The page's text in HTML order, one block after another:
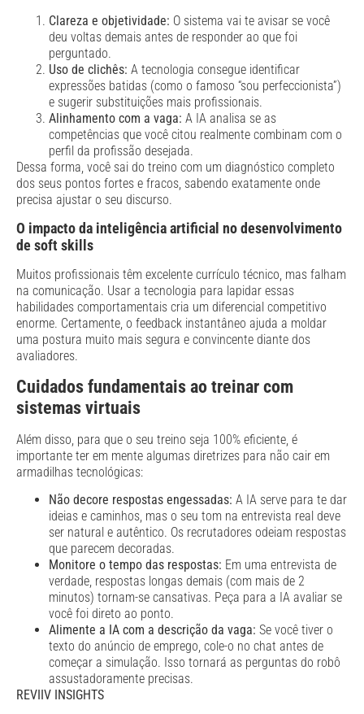
Clareza e objetividade: O sistema vai te avisar se você
deu voltas demais antes de responder ao que foi
perguntado.
Uso de clichês: A tecnologia consegue identificar
expressões batidas (como o famoso “sou perfeccionista”)
e sugerir substituições mais profissionais.
Alinhamento com a vaga: A IA analisa se as
competências que você citou realmente combinam com o
perfil da profissão desejada.
Dessa forma, você sai do treino com um diagnóstico completo
dos seus pontos fortes e fracos, sabendo exatamente onde
precisa ajustar o seu discurso.
O impacto da inteligência artificial no desenvolvimento
de soft skills
Muitos profissionais têm excelente currículo técnico, mas falham
na comunicação. Usar a tecnologia para lapidar essas
habilidades comportamentais cria um diferencial competitivo
enorme. Certamente, o feedback instantâneo ajuda a moldar
uma postura muito mais segura e convincente diante dos
avaliadores.
Cuidados fundamentais ao treinar com
sistemas virtuais
Além disso, para que o seu treino seja 100% eficiente, é
importante ter em mente algumas diretrizes para não cair em
armadilhas tecnológicas:
Não decore respostas engessadas: A IA serve para te dar
ideias e caminhos, mas o seu tom na entrevista real deve
ser natural e autêntico. Os recrutadores odeiam respostas
que parecem decoradas.
Monitore o tempo das respostas: Em uma entrevista de
verdade, respostas longas demais (com mais de 2
minutos) tornam-se cansativas. Peça para a IA avaliar se
você foi direto ao ponto.
Alimente a IA com a descrição da vaga: Se você tiver o
texto do anúncio de emprego, cole-o no chat antes de
começar a simulação. Isso tornará as perguntas do robô
assustadoramente precisas.
REVIIV INSIGHTS